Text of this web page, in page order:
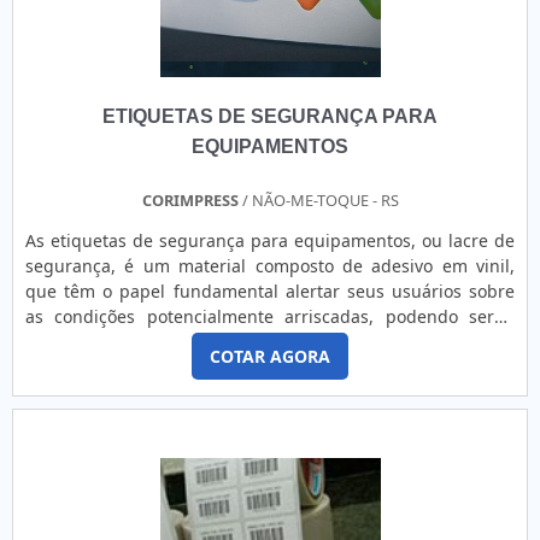
experiência, investindo em produtos e serviços que
atendem as expectativas dos clientes, atuando com
fornecedores que prezam pela qualidade e excelência em
é reconhecida pela excelente qualidade de seus produtos,
pela tecnologia de última geração empregada e pela
produtivos. Solicite já um orçamento!.
ETIQUETAS DE SEGURANÇA PARA
EQUIPAMENTOS
CORIMPRESS/ NÃO-ME-TOQUE - RS
As etiquetas de segurança para equipamentos, ou lacre de
segurança, é um material composto de adesivo em vinil,
que têm o papel fundamental alertar seus usuários sobre
as condições potencialmente arriscadas, podendo servir
para a identificação de máquinas e equipamentos dos mais
variados tipos e setores, como por exemplo:Indústrias em
geral;Equipamentos
agrícolas;Eletrodomésticos;Eletrônicos;Entre outros.mais
finalidade assegurar a proteção de componentes que
necessitam de garantia nos mais variados tipos e setores. O
produto é capaz de garantir, ainda, uma excelente
COTAR AGORA